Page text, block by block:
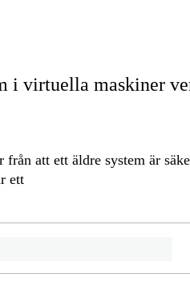
i virtuella maskiner
från att ett äldre system är
ett